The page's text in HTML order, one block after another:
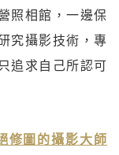
照相館，一邊保
究攝影技術，專
追求自己所認可
修圖的攝影大師